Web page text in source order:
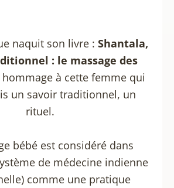
naquit son livre : Shantala,
: le massage des
hommage à cette femme qui
un savoir traditionnel, un
rituel.
bébé est considéré dans
de médecine indienne
comme une pratique